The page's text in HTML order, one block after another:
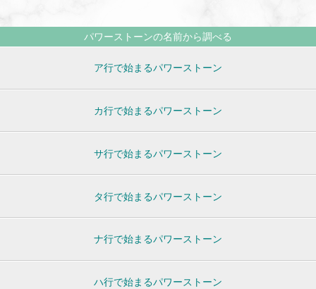
パワーストーンの名前から調べる
ア行で始まるパワーストーン
カ行で始まるパワーストーン
サ行で始まるパワーストーン
タ行で始まるパワーストーン
ナ行で始まるパワーストーン
ハ行で始まるパワーストーン